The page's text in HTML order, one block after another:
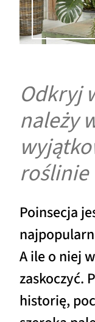
Odkryj
należy
roślinie
Poinsecja
A ile o niej
zaskoczyć.
historię,